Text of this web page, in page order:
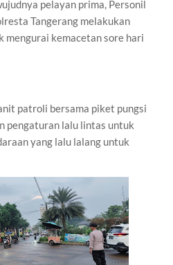
pelayan prima, Personil
Tangerang melakukan
mengurai kemacetan sore hari
patroli bersama piket pungsi
pengaturan lalu lintas untuk
yang lalu lalang untuk